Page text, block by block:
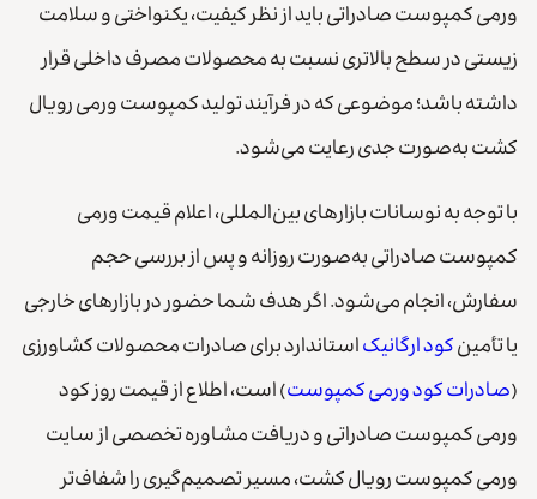
ورمی کمپوست صادراتی باید از نظر کیفیت، یکنواختی و سلامت
زیستی در سطح بالاتری نسبت به محصولات مصرف داخلی قرار
داشته باشد؛ موضوعی که در فرآیند تولید کمپوست ورمی رویال
کشت به‌صورت جدی رعایت می‌شود.
با توجه به نوسانات بازارهای بین‌المللی، اعلام قیمت ورمی
کمپوست صادراتی به‌صورت روزانه و پس از بررسی حجم
سفارش، انجام می‌شود. اگر هدف شما حضور در بازارهای خارجی
یا تأمینکود ارگانیکاستاندارد برای صادرات محصولات کشاورزی
(صادرات کود ورمی کمپوست) است، اطلاع از قیمت روز کود
ورمی کمپوست صادراتی و دریافت مشاوره تخصصی از سایت
ورمی کمپوست رویال کشت، مسیر تصمیم‌گیری را شفاف‌تر